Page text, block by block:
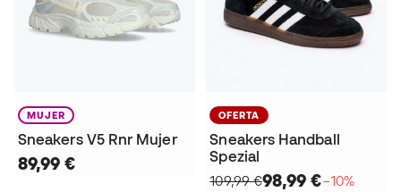
MUJER
Sneakers V5 Rnr Mujer
89,99 €
OFERTA
Sneakers Handball
Spezial
109,99 €98,99 €−10%